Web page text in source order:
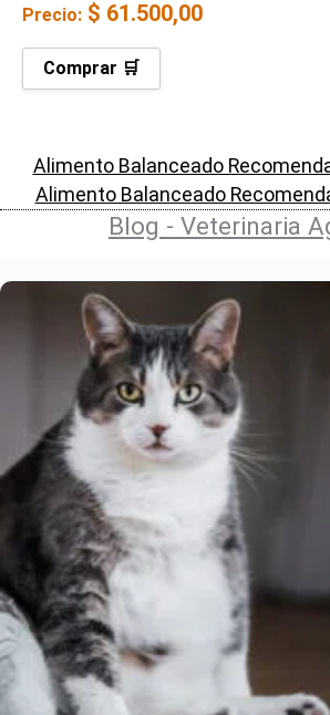
Precio: $ 61.500,00
Comprar 🛒
Alimento Balanceado
Alimento Balanceado
Blog - Veterinaria